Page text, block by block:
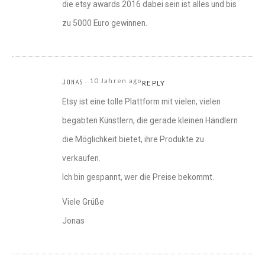
die etsy awards 2016 dabei sein ist alles und bis
zu 5000 Euro gewinnen.
JONAS 10 Jahren agoREPLY
Etsy ist eine tolle Plattform mit vielen, vielen
begabten Künstlern, die gerade kleinen Händlern
die Möglichkeit bietet, ihre Produkte zu
verkaufen.
Ich bin gespannt, wer die Preise bekommt.
Viele Grüße
Jonas